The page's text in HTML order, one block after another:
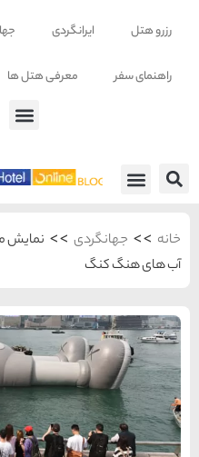
نمایش مجسمه غول پیکر هنرمندKAWS در